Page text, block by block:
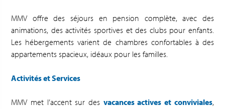
MMV offre des séjours en pension complète, avec des
animations, des activités sportives et des clubs pour enfants.
Les hébergements varient de chambres confortables à des
appartements spacieux, idéaux pour les familles.
Activités et Services
MMV met l’accent sur des vacances actives et conviviales,